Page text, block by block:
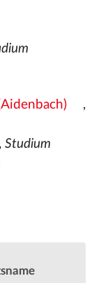
,
Studium